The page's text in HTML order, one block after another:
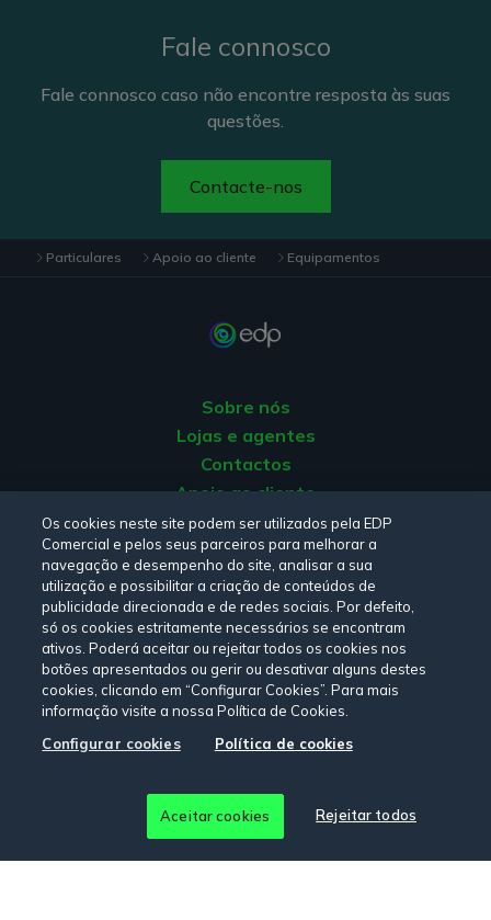
Fale connosco
Fale connosco caso não encontre resposta às suas
questões.
Contacte-nos
Particulares Apoio ao cliente Equipamentos
Sobre nós
Lojas e agentes
Contactos
Apoio ao cliente
Origem da energia
Livro de reclamações
Consulte a nossa Política de privacidade, Política de cookies
Termos e CondiçõeseDeclaração de Acessibilidade.
Siga-nos:
© Copyright 2026 - EDP Comercial. Todos os direitos
reservados
Os cookies neste site podem ser utilizados pela EDP
Comercial e pelos seus parceiros para melhorar a
navegação e desempenho do site, analisar a sua
utilização e possibilitar a criação de conteúdos de
publicidade direcionada e de redes sociais. Por defeito,
só os cookies estritamente necessários se encontram
ativos. Poderá aceitar ou rejeitar todos os cookies nos
botões apresentados ou gerir ou desativar alguns destes
cookies, clicando em “Configurar Cookies”. Para mais
informação visite a nossa Política de Cookies.
Configurar cookies
Política de cookies
Rejeitar todos
Aceitar cookies